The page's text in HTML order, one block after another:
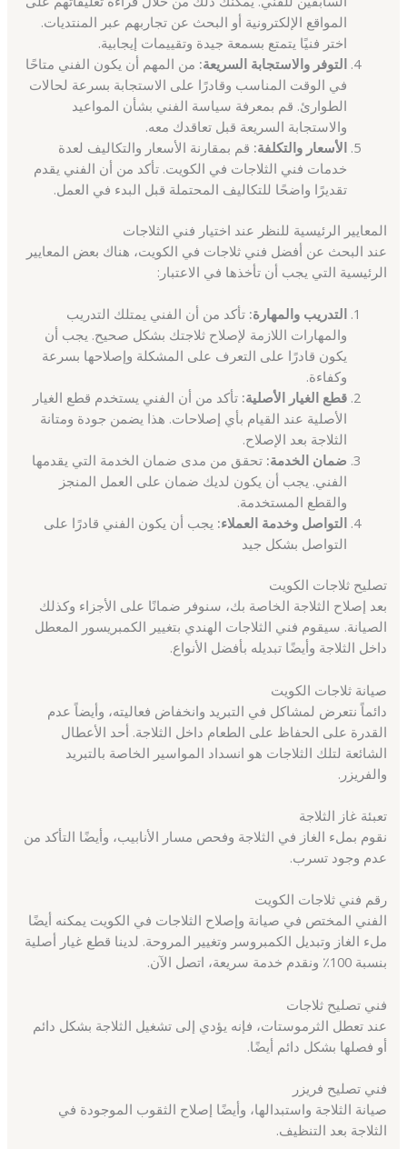
المواقع الإلكترونية أو البحث عن تجاربهم عبر المنتديات.
اختر فنيًا يتمتع بسمعة جيدة وتقييمات إيجابية.
التوفر والاستجابة السريعة: من المهم أن يكون الفني متاحًا
في الوقت المناسب وقادرًا على الاستجابة بسرعة لحالات
الطوارئ. قم بمعرفة سياسة الفني بشأن المواعيد
والاستجابة السريعة قبل تعاقدك معه.
الأسعار والتكلفة: قم بمقارنة الأسعار والتكاليف لعدة
خدمات فني الثلاجات في الكويت. تأكد من أن الفني يقدم
تقديرًا واضحًا للتكاليف المحتملة قبل البدء في العمل.
المعايير الرئيسية للنظر عند اختيار فني الثلاجات
عند البحث عن أفضل فني ثلاجات في الكويت، هناك بعض المعايير
الرئيسية التي يجب أن تأخذها في الاعتبار:
التدريب والمهارة: تأكد من أن الفني يمتلك التدريب
والمهارات اللازمة لإصلاح ثلاجتك بشكل صحيح. يجب أن
يكون قادرًا على التعرف على المشكلة وإصلاحها بسرعة
وكفاءة.
قطع الغيار الأصلية: تأكد من أن الفني يستخدم قطع الغيار
الأصلية عند القيام بأي إصلاحات. هذا يضمن جودة ومتانة
الثلاجة بعد الإصلاح.
ضمان الخدمة: تحقق من مدى ضمان الخدمة التي يقدمها
الفني. يجب أن يكون لديك ضمان على العمل المنجز
والقطع المستخدمة.
التواصل وخدمة العملاء: يجب أن يكون الفني قادرًا على
التواصل بشكل جيد
تصليح ثلاجات الكويت
بعد إصلاح الثلاجة الخاصة بك، سنوفر ضمانًا على الأجزاء وكذلك
الصيانة. سيقوم فني الثلاجات الهندي بتغيير الكمبريسور المعطل
داخل الثلاجة وأيضًا تبديله بأفضل الأنواع.
صيانة ثلاجات الكويت
دائماً نتعرض لمشاكل في التبريد وانخفاض فعاليته، وأيضاً عدم
القدرة على الحفاظ على الطعام داخل الثلاجة. أحد الأعطال
الشائعة لتلك الثلاجات هو انسداد المواسير الخاصة بالتبريد
والفريزر.
تعبئة غاز الثلاجة
نقوم بملء الغاز في الثلاجة وفحص مسار الأنابيب، وأيضًا التأكد من
عدم وجود تسرب.
رقم فني ثلاجات الكويت
الفني المختص في صيانة وإصلاح الثلاجات في الكويت يمكنه أيضًا
ملء الغاز وتبديل الكمبروسر وتغيير المروحة. لدينا قطع غيار أصلية
بنسبة 100٪ ونقدم خدمة سريعة، اتصل الآن.
فني تصليح ثلاجات
عند تعطل الثرموستات، فإنه يؤدي إلى تشغيل الثلاجة بشكل دائم
أو فصلها بشكل دائم أيضًا.
فني تصليح فريزر
صيانة الثلاجة واستبدالها، وأيضًا إصلاح الثقوب الموجودة في
الثلاجة بعد التنظيف.